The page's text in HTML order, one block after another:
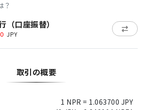
？
（口座振替）
0 JPY
取引の概要
1 NPR = 1.063700 JPY